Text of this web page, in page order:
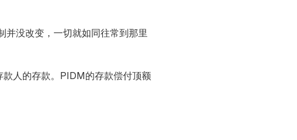
并没改变，一切就如同往常到那里
人的存款。PIDM的存款偿付顶额